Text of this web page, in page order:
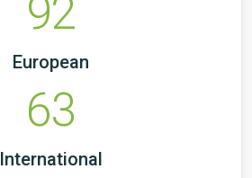
92
European
63
International